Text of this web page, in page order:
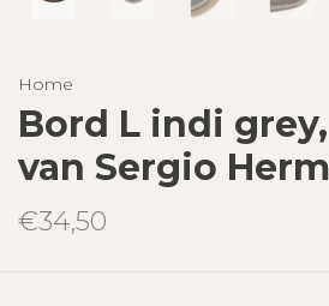
Home
Bord L indi
van Sergio
€34,50